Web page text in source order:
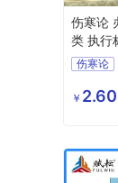
伤寒论
类 执行
伤寒论
￥ 2.60